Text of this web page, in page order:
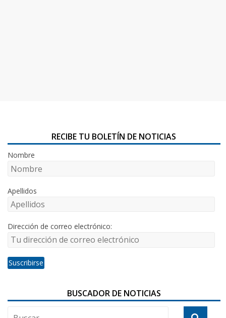
RECIBE TU BOLETÍN DE NOTICIAS
Nombre
Apellidos
Dirección de correo electrónico:
BUSCADOR DE NOTICIAS